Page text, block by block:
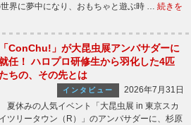
界に夢中になり、おもちゃと遊ぶ時 … 続きを
「ConChu!」が大昆虫展アンバサダーに
任！ ハロプロ研修生から羽化した4匹
ちの、その先とは
インタビュー
2026年7月31日
夏休みの人気イベント「大昆虫展 in 東京スカ
イツリータウン（R）」のアンバサダーに、杉原